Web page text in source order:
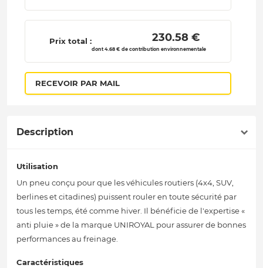
Prix total : 230.58 €
dont 4.68 € de contribution environnementale
RECEVOIR PAR MAIL
Description
Utilisation
Un pneu conçu pour que les véhicules routiers (4x4, SUV,
berlines et citadines) puissent rouler en toute sécurité par
tous les temps, été comme hiver. Il bénéficie de l'expertise «
anti pluie » de la marque UNIROYAL pour assurer de bonnes
performances au freinage.
Caractéristiques